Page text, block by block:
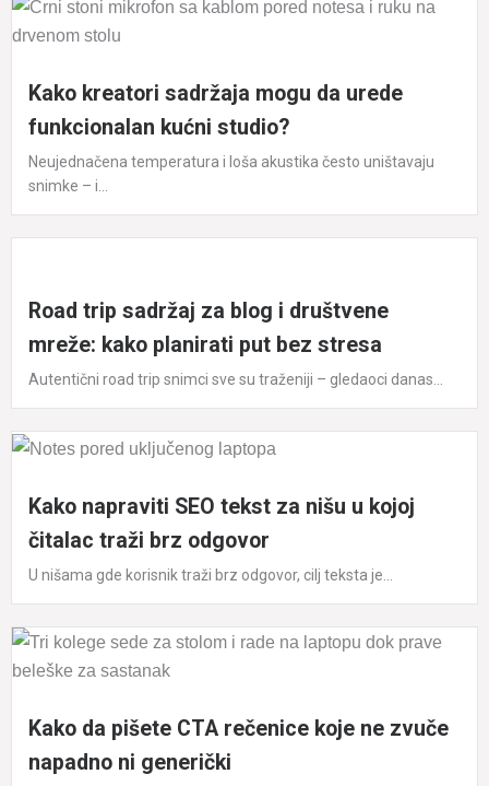
Kako kreatori sadržaja mogu da urede
funkcionalan kućni studio?
Neujednačena temperatura i loša akustika često uništavaju
snimke – i...
Road trip sadržaj za blog i društvene
mreže: kako planirati put bez stresa
Autentični road trip snimci sve su traženiji – gledaoci danas...
Kako napraviti SEO tekst za nišu u kojoj
čitalac traži brz odgovor
U nišama gde korisnik traži brz odgovor, cilj teksta je...
Kako da pišete CTA rečenice koje ne zvuče
napadno ni generički